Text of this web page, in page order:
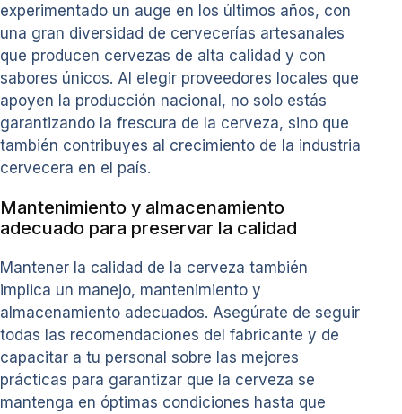
experimentado un auge en los últimos años, con
una gran diversidad de cervecerías artesanales
que producen cervezas de alta calidad y con
sabores únicos. Al elegir proveedores locales que
apoyen la producción nacional, no solo estás
garantizando la frescura de la cerveza, sino que
también contribuyes al crecimiento de la industria
cervecera en el país.
Mantenimiento y almacenamiento
adecuado para preservar la calidad
Mantener la calidad de la cerveza también
implica un manejo, mantenimiento y
almacenamiento adecuados. Asegúrate de seguir
todas las recomendaciones del fabricante y de
capacitar a tu personal sobre las mejores
prácticas para garantizar que la cerveza se
mantenga en óptimas condiciones hasta que